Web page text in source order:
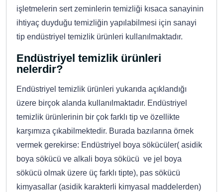
işletmelerin sert zeminlerin temizliği kısaca sanayinin
ihtiyaç duyduğu temizliğin yapılabilmesi için sanayi
tip endüstriyel temizlik ürünleri kullanılmaktadır.
Endüstriyel temizlik ürünleri
nelerdir?
Endüstriyel temizlik ürünleri yukarıda açıklandığı
üzere birçok alanda kullanılmaktadır. Endüstriyel
temizlik ürünlerinin bir çok farklı tip ve özellikte
karşımıza çıkabilmektedir. Burada bazılarına örnek
vermek gerekirse: Endüstriyel boya sökücüler( asidik
boya sökücü ve alkali boya sökücü ve jel boya
sökücü olmak üzere üç farklı tipte), pas sökücü
kimyasallar (asidik karakterli kimyasal maddelerden)